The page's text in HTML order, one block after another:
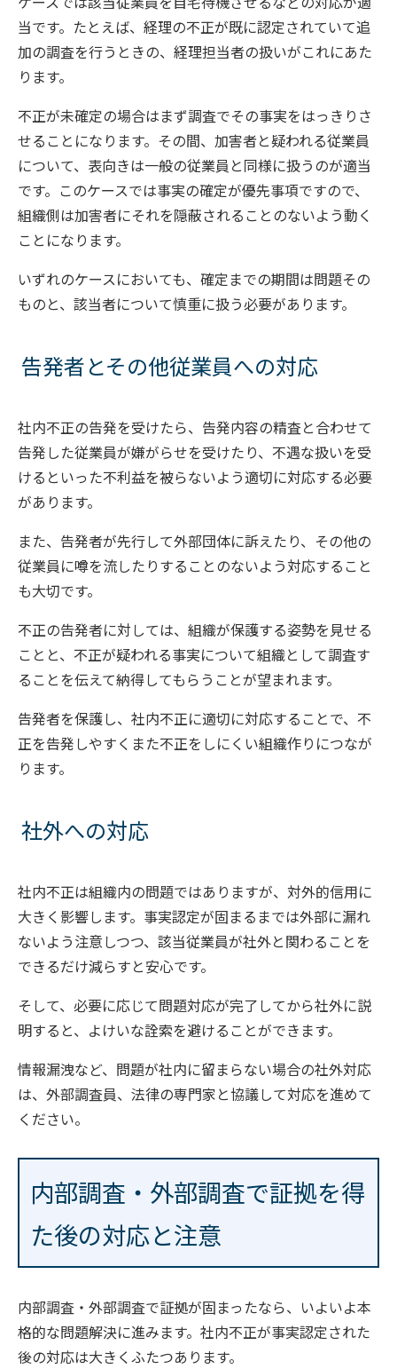
当です。たとえば、経理の不正が既に認定されていて追
加の調査を行うときの、経理担当者の扱いがこれにあた
ります。
不正が未確定の場合はまず調査でその事実をはっきりさ
せることになります。その間、加害者と疑われる従業員
について、表向きは一般の従業員と同様に扱うのが適当
です。このケースでは事実の確定が優先事項ですので、
組織側は加害者にそれを隠蔽されることのないよう動く
ことになります。
いずれのケースにおいても、確定までの期間は問題その
ものと、該当者について慎重に扱う必要があります。
告発者とその他従業員への対応
社内不正の告発を受けたら、告発内容の精査と合わせて
告発した従業員が嫌がらせを受けたり、不遇な扱いを受
けるといった不利益を被らないよう適切に対応する必要
があります。
また、告発者が先行して外部団体に訴えたり、その他の
従業員に噂を流したりすることのないよう対応すること
も大切です。
不正の告発者に対しては、組織が保護する姿勢を見せる
ことと、不正が疑われる事実について組織として調査す
ることを伝えて納得してもらうことが望まれます。
告発者を保護し、社内不正に適切に対応することで、不
正を告発しやすくまた不正をしにくい組織作りにつなが
ります。
社外への対応
社内不正は組織内の問題ではありますが、対外的信用に
大きく影響します。事実認定が固まるまでは外部に漏れ
ないよう注意しつつ、該当従業員が社外と関わることを
できるだけ減らすと安心です。
そして、必要に応じて問題対応が完了してから社外に説
明すると、よけいな詮索を避けることができます。
情報漏洩など、問題が社内に留まらない場合の社外対応
は、外部調査員、法律の専門家と協議して対応を進めて
ください。
内部調査・外部調査で証拠を得
た後の対応と注意
内部調査・外部調査で証拠が固まったなら、いよいよ本
格的な問題解決に進みます。社内不正が事実認定された
後の対応は大きくふたつあります。